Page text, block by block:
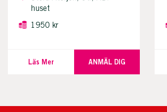
huset
1950 kr
Läs Mer ANMÄL DIG